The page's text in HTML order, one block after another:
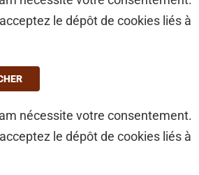
le dépôt de cookies liés à
nécessite votre consentement.
le dépôt de cookies liés à